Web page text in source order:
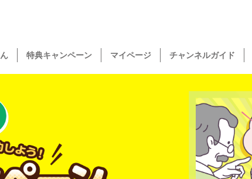
特典キャンペーン マイページ チャンネルガイド